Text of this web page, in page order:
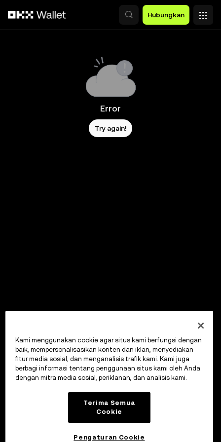
Hubungkan
Error
Try again!
Kami menggunakan cookie agar situs kami berfungsi dengan
baik, mempersonalisasikan konten dan iklan, menyediakan
fitur media sosial, dan menganalisis trafik kami. Kami juga
berbagi informasi tentang penggunaan situs kami oleh Anda
dengan mitra media sosial, periklanan, dan analisis kami.
Terima Semua
Cookie
Pengaturan Cookie